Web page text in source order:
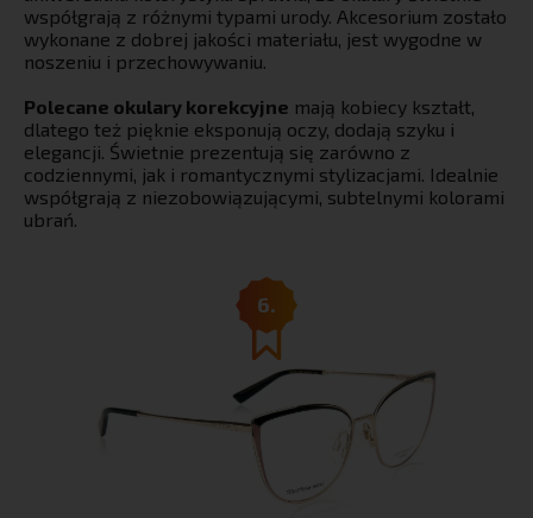
współgrają z różnymi typami urody. Akcesorium zostało
wykonane z dobrej jakości materiału, jest wygodne w
noszeniu i przechowywaniu.
Polecane okulary korekcyjne mają kobiecy kształt,
dlatego też pięknie eksponują oczy, dodają szyku i
elegancji. Świetnie prezentują się zarówno z
codziennymi, jak i romantycznymi stylizacjami. Idealnie
współgrają z niezobowiązującymi, subtelnymi kolorami
ubrań.
6.
Uwaga! To nie jest
zwykły
newsletter.